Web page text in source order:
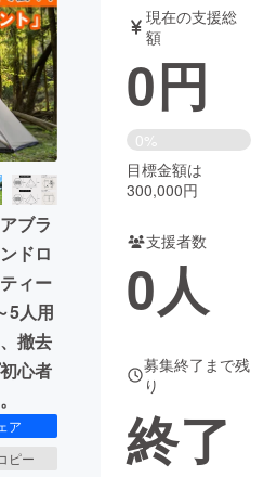
音楽
ジェット ゲーム・サ
書籍・雑誌
チャレンジ
活性化
Good
CAMPFIRE Creation
納税machi-ya
ブラ
ドロ
ィー
5人用
撤去
心者
ア
ピー
現在の支援総
額
0円
0%
目標金額は
300,000円
支援者数
0人
募集終了まで残
り
終了